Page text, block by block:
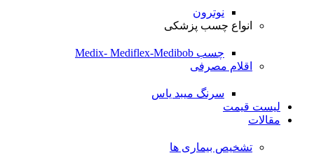
نوترون
انواع چسب پزشکی
چسب Medix- Mediflex-Medibob
اقلام مصرفی
سرنگ میبد یاس
لیست قیمت
مقالات
تشخیص بیماری ها